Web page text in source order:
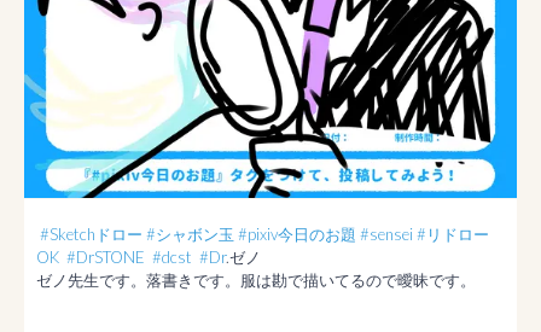
#Sketchドロー #シャボン玉 #pixiv今日のお題 #sensei #リドロー
OK #DrSTONE #dcst #Dr.ゼノ
ゼノ先生です。落書きです。服は勘で描いてるので曖昧です。